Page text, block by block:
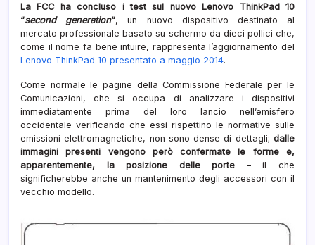
in
La FCC ha concluso i test sul nuovo Lenovo ThinkPad 10
“second generation“, un nuovo dispositivo destinato al
mercato professionale basato su schermo da dieci pollici che,
come il nome fa bene intuire, rappresenta l’aggiornamento del
Lenovo ThinkPad 10 presentato a maggio 2014.
Come normale le pagine della Commissione Federale per le
Comunicazioni, che si occupa di analizzare i dispositivi
immediatamente prima del loro lancio nell’emisfero
occidentale verificando che essi rispettino le normative sulle
emissioni elettromagnetiche, non sono dense di dettagli; dalle
immagini presenti vengono però confermate le forme e,
apparentemente, la posizione delle porte – il che
significherebbe anche un mantenimento degli accessori con il
vecchio modello.